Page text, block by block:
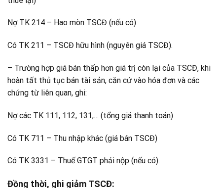
Nợ TK 214 – Hao mòn TSCĐ (nếu có)
Có TK 211 – TSCĐ hữu hình (nguyên giá TSCĐ).
– Trường hợp giá bán thấp hơn giá trị còn lại của TSCĐ, khi
hoàn tất thủ tục bán tài sản, căn cứ vào hóa đơn và các
chứng từ liên quan, ghi:
Nợ các TK 111, 112, 131,… (tổng giá thanh toán)
Có TK 711 – Thu nhập khác (giá bán TSCĐ)
Có TK 3331 – Thuế GTGT phải nộp (nếu có).
Đồng thời, ghi giảm TSCĐ: